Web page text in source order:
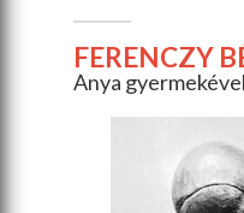
FERENCZY
Anya gyermekével